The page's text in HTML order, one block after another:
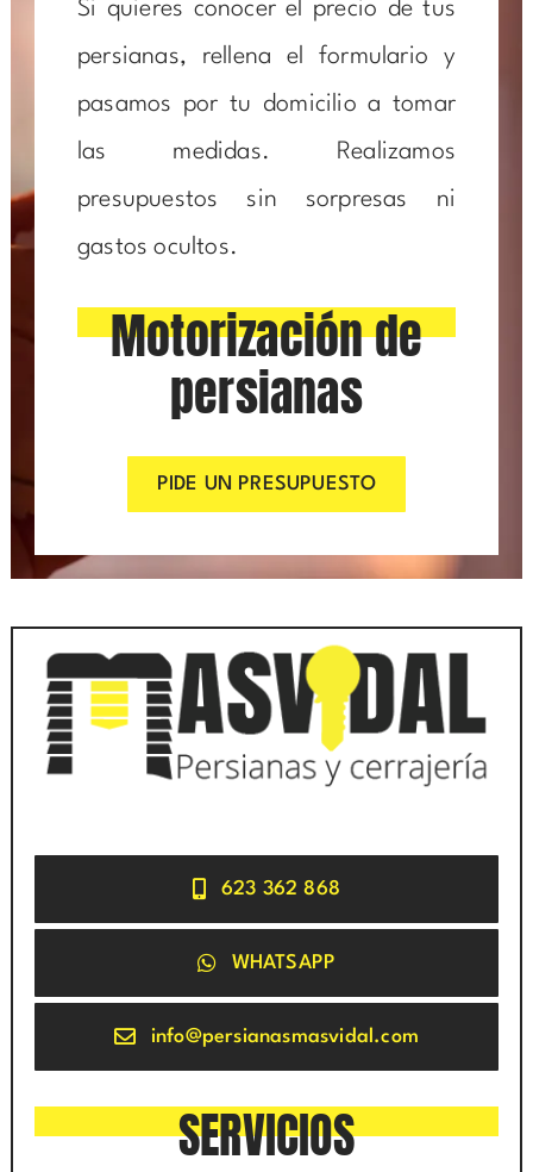
Si quieres conocer el precio de tus
persianas, rellena el formulario y
pasamos por tu domicilio a tomar
las medidas. Realizamos
presupuestos sin sorpresas ni
gastos ocultos.
Motorización de
persianas
PIDE UN PRESUPUESTO
623 362 868
WHATSAPP
info@persianasmasvidal.com
SERVICIOS